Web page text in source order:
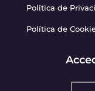
Política de
Política de